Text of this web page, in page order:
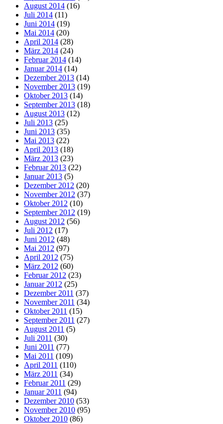
August 2014 (16)
Juli 2014 (11)
Juni 2014 (19)
Mai 2014 (20)
April 2014 (28)
März 2014 (24)
Februar 2014 (14)
Januar 2014 (14)
Dezember 2013 (14)
November 2013 (19)
Oktober 2013 (14)
September 2013 (18)
August 2013 (12)
Juli 2013 (25)
Juni 2013 (35)
Mai 2013 (22)
April 2013 (18)
März 2013 (23)
Februar 2013 (22)
Januar 2013 (5)
Dezember 2012 (20)
November 2012 (37)
Oktober 2012 (10)
September 2012 (19)
August 2012 (56)
Juli 2012 (17)
Juni 2012 (48)
Mai 2012 (97)
April 2012 (75)
März 2012 (60)
Februar 2012 (23)
Januar 2012 (25)
Dezember 2011 (37)
November 2011 (34)
Oktober 2011 (15)
September 2011 (27)
August 2011 (5)
Juli 2011 (30)
Juni 2011 (77)
Mai 2011 (109)
April 2011 (110)
März 2011 (34)
Februar 2011 (29)
Januar 2011 (94)
Dezember 2010 (53)
November 2010 (95)
Oktober 2010 (86)